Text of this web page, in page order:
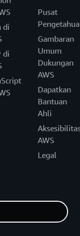
di
di
Pusat
Gambaran
Umum
Dukungan
AWS
Dapatkan
Bantuan
Ahli
AWS
Legal